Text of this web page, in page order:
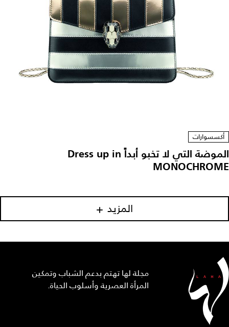
أكسسوارات
الموضة التي لا تخبو أبداً Dress up in
MONOCHROME
المزيد
مجلة لها تهتم بدعم الشباب وتمكين
المرأة العصرية وأسلوب الحياة.